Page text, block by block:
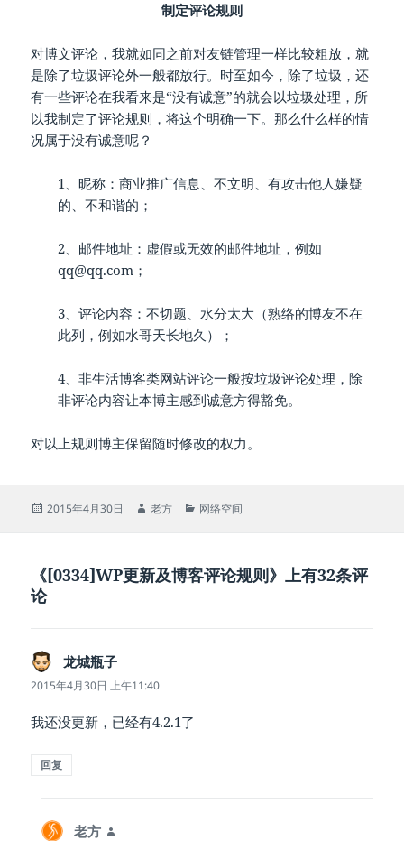
制定评论规则
对博文评论，我就如同之前对友链管理一样比较粗放，就
是除了垃圾评论外一般都放行。时至如今，除了垃圾，还
有一些评论在我看来是“没有诚意”的就会以垃圾处理，所
以我制定了评论规则，将这个明确一下。那么什么样的情
况属于没有诚意呢？
1、昵称：商业推广信息、不文明、有攻击他人嫌疑
的、不和谐的；
2、邮件地址：虚假或无效的邮件地址，例如
qq@qq.com；
3、评论内容：不切题、水分太大（熟络的博友不在
此列，例如水哥天长地久）；
4、非生活博客类网站评论一般按垃圾评论处理，除
非评论内容让本博主感到诚意方得豁免。
对以上规则博主保留随时修改的权力。
发
2015年4月30日
作
老方
分
网络空间
《[0334]WP更新及博客评论规则》上有32条评
论
龙城瓶子
道：
2015年4月30日 上午11:40
我还没更新，已经有4.2.1了
回复
老方